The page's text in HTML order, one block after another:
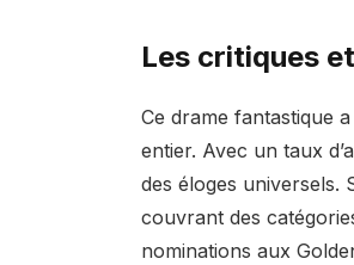
Les critiques
Ce drame fantastique
entier. Avec un taux
des éloges universels.
couvrant des
nominations aux